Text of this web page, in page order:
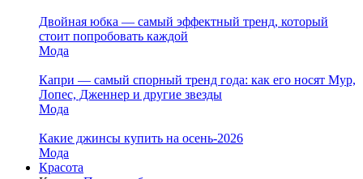
Двойная юбка — самый эффектный тренд, который
стоит попробовать каждой
Мода
Капри — самый спорный тренд года: как его носят Мур,
Лопес, Дженнер и другие звезды
Мода
Какие джинсы купить на осень-2026
Мода
Красота